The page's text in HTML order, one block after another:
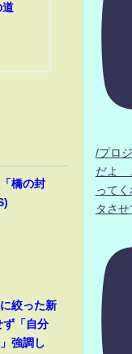
道
橋の封
絞った新
ず「自分
強調し
/プロ
だよ
って
タさ